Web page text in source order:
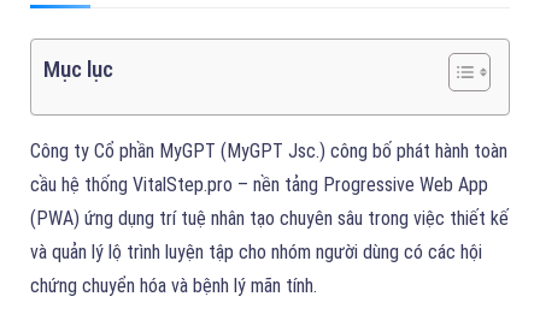
Mục lục
Công ty Cổ phần MyGPT (MyGPT Jsc.) công bố phát hành toàn
cầu hệ thống VitalStep.pro – nền tảng Progressive Web App
(PWA) ứng dụng trí tuệ nhân tạo chuyên sâu trong việc thiết kế
và quản lý lộ trình luyện tập cho nhóm người dùng có các hội
chứng chuyển hóa và bệnh lý mãn tính.